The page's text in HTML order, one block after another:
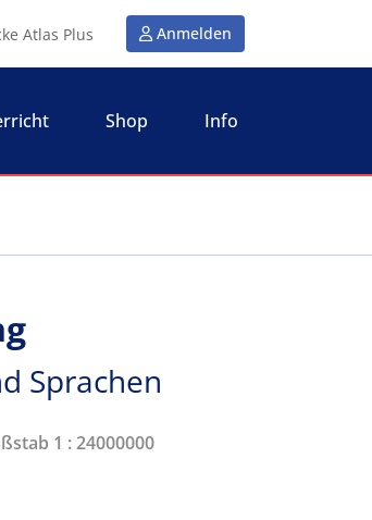
Atlas Plus Anmelden
Shop Info
Sprachen
1 : 24000000